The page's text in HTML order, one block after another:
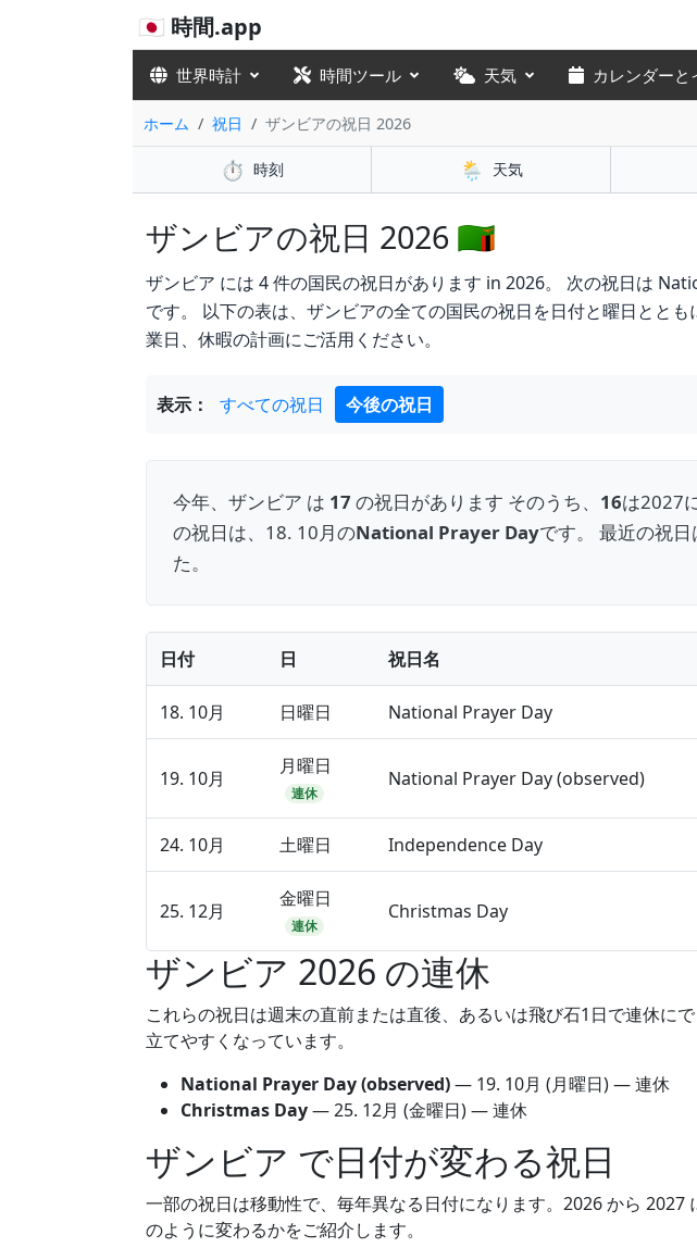
🇯🇵 時間.app
世界時計 時間ツール 天気 カレンダーと
ホーム 祝日 ザンビアの祝日 2026
⏱️ 時刻 🌦️ 天気
ザンビアの祝日 2026 🇿🇲
ザンビア には 4 件の国民の祝日があります in 2026。 次の祝日は
です。 以下の表は、ザンビアの全ての国民の祝日を日付と曜日とと
業日、休暇の計画にご活用ください。
表示： すべての祝日 今後の祝日
今年、ザンビア は 17 の祝日があります そのうち、 16は2027
の祝日は、18. 10月のNational Prayer Dayです。 最近の祝日
た。
日付 日 祝日名
18. 10月 日曜日 National Prayer Day
19. 10月
月曜日
連休
National Prayer Day (observed)
24. 10月 土曜日 Independence Day
25. 12月
金曜日
連休
Christmas Day
ザンビア 2026 の連休
これらの祝日は週末の直前または直後、あるいは飛び石1日で連休に
立てやすくなっています。
National Prayer Day (observed)— 19. 10月 (月曜日) — 連休
Christmas Day—25. 12月 (金曜日) — 連休
ザンビア で日付が変わる祝日
一部の祝日は移動性で、毎年異なる日付になります。2026 から 2027
のように変わるかをご紹介します。